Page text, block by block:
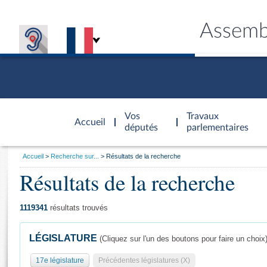
Accueil
d'accueil
Vos
députés
Travaux
parlementaires
Général
Vous
Accueil Recherche sur... Résultats de la recherche
Résultats de la recherche
1119341 résultats trouvés
LÉGISLATURE (Cliquez sur l'un des boutons pour faire un choix)
17e législature Précédentes législatures (X)